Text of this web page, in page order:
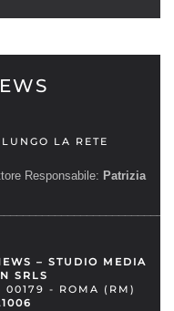
LA RETE
Responsabile: Patrizia
– STUDIO MEDIA
SRLS
00179 - ROMA (RM)